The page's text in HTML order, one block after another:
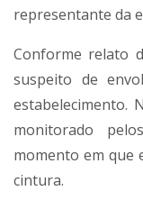
representante da
Conforme relato
suspeito de
estabelecimento.
monitorado
momento em que
cintura.